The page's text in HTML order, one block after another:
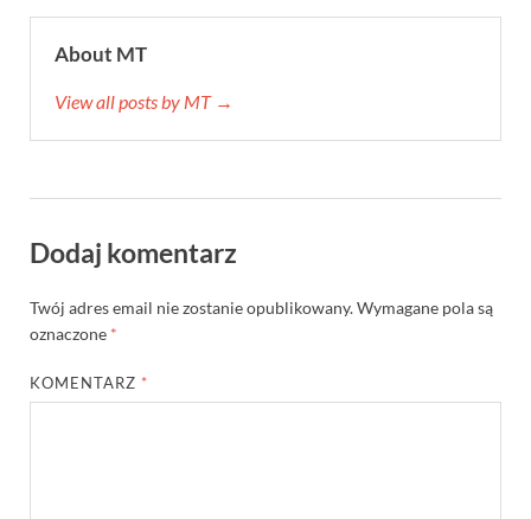
About MT
View all posts by MT →
Dodaj komentarz
Twój adres email nie zostanie opublikowany.Wymagane pola są
oznaczone *
KOMENTARZ *